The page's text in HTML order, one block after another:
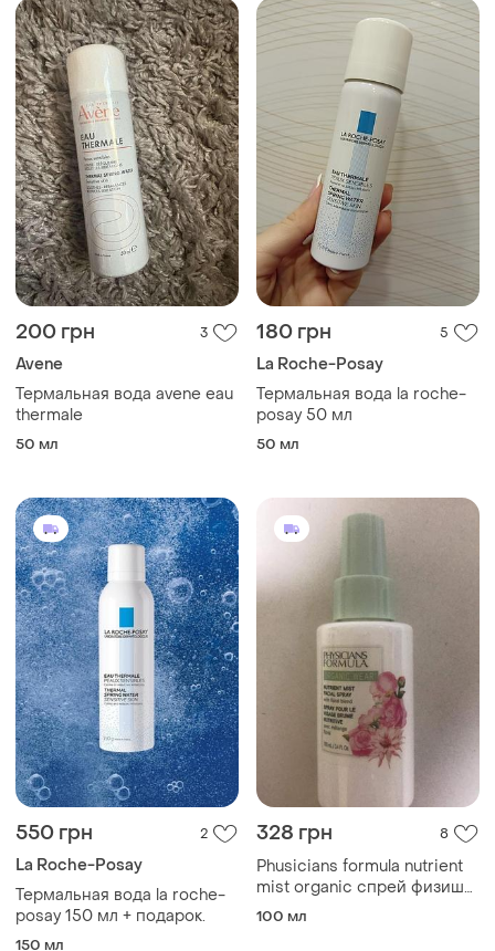
200 грн 3
Avene
Термальная вода avene eau
thermale
50 мл
180 грн 5
La Roche-Posay
Термальная вода la roche-
posay 50 мл
50 мл
550 грн 2
La Roche-Posay
Термальная вода la roche-
posay 150 мл + подарок.
150 мл
328 грн 8
Phusicians formula nutrient
mist organic спрей физишн
формула. акция 1 +1=3
100 мл